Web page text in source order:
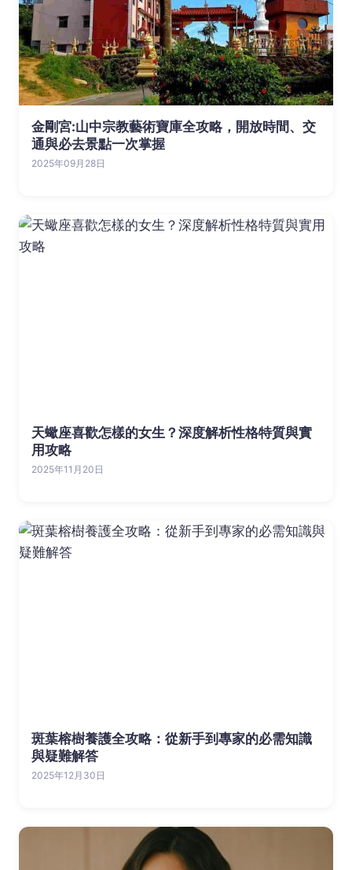
金剛宮:山中宗教藝術寶庫全攻略，開放時間、交
通與必去景點一次掌握
2025年09月28日
天蠍座喜歡怎樣的女生？深度解析性格特質與實
用攻略
2025年11月20日
斑葉榕樹養護全攻略：從新手到專家的必需知識
與疑難解答
2025年12月30日